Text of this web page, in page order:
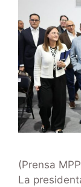
(Prensa
La